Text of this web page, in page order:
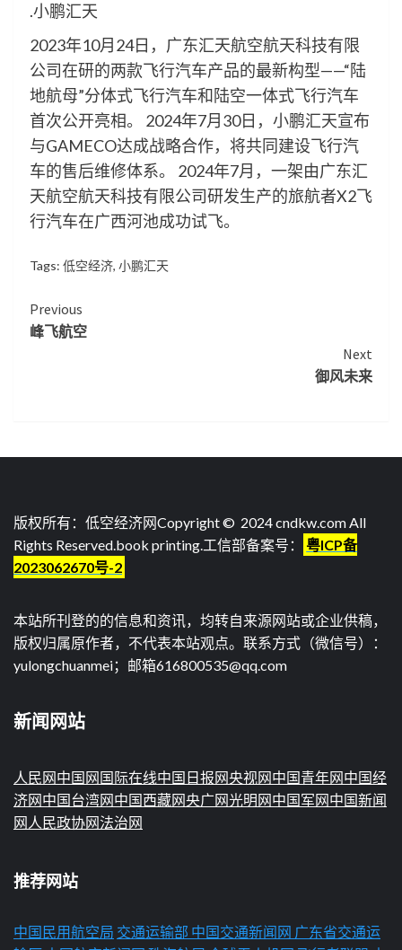
.小鹏汇天
2023年10月24日，广东汇天航空航天科技有限
公司在研的两款飞行汽车产品的最新构型——“陆
地航母”分体式飞行汽车和陆空一体式飞行汽车
首次公开亮相。 2024年7月30日，小鹏汇天宣布
与GAMECO达成战略合作，将共同建设飞行汽
车的售后维修体系。 2024年7月，一架由广东汇
天航空航天科技有限公司研发生产的旅航者X2飞
行汽车在广西河池成功试飞。
Tags: 低空经济, 小鹏汇天
Continue
Reading
Previous
峰飞航空
Next
御风未来
版权所有：低空经济网Copyright © 2024 cndkw.com All
Rights Reserved.book printing.工信部备案号：
粤ICP备
2023062670号-2
本站所刊登的的信息和资讯，均转自来源网站或企业供稿，
版权归属原作者，不代表本站观点。联系方式（微信号）：
yulongchuanmei；邮箱616800535@qq.com
新闻网站
人民网中国网 国际在线中国日报网央视网中国青年网中国经
济网中国台湾网中国西藏网央广网光明网中国军网中国新闻
网 人民政协网法治网
推荐网站
中国民用航空局 交通运输部 中国交通新闻网 广东省交通运